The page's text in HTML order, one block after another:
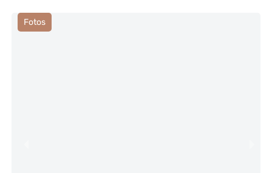
Fotos